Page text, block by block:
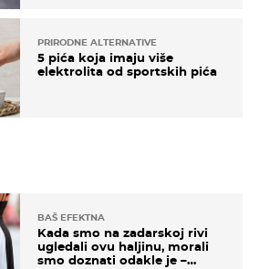
PRIRODNE ALTERNATIVE
5 pića koja imaju više
elektrolita od sportskih pića
BAŠ EFEKTNA
Kada smo na zadarskoj rivi
ugledali ovu haljinu, morali
smo doznati odakle je –